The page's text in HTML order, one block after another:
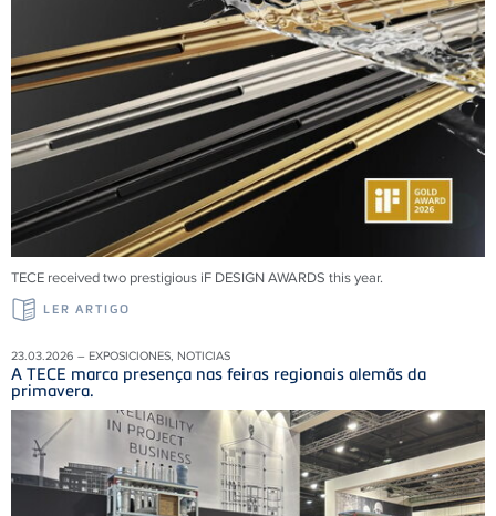
TECE received two prestigious iF DESIGN AWARDS this year.
LER ARTIGO
23.03.2026 – EXPOSICIONES, NOTICIAS
A TECE marca presença nas feiras regionais alemãs da
primavera.